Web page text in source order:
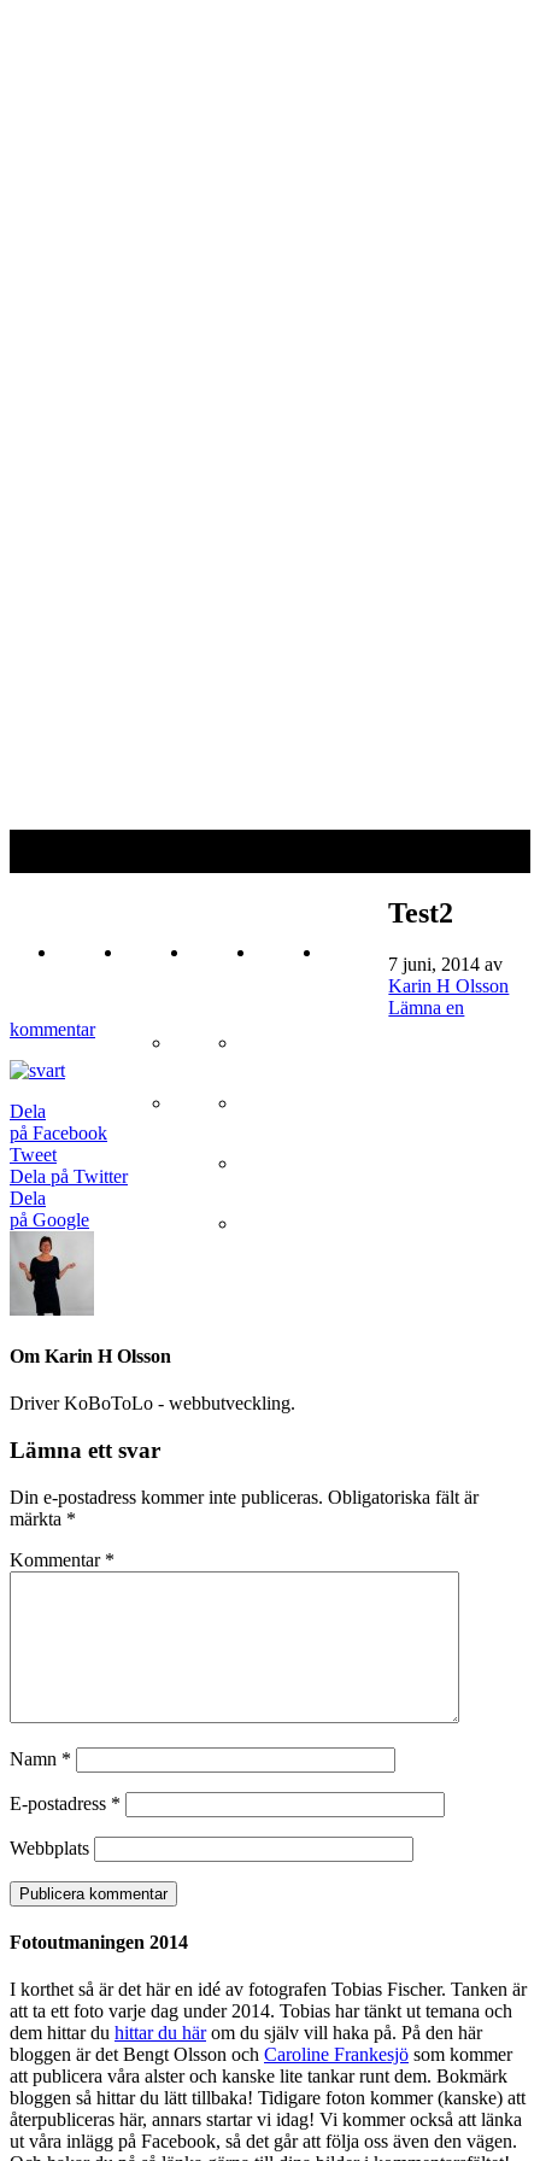
Teman
Sida vid sida med text
Sida vid sida utan text
Fotograf Cookie
Test2
7 juni, 2014 av
Karin H Olsson
Lämna en
kommentar
Dela
på Facebook
Tweet
Dela på Twitter
Dela
på Google
Om Karin H Olsson
Driver KoBoToLo - webbutveckling.
Lämna ett svar
Din e-postadress kommer inte publiceras. Obligatoriska fält är
märkta *
Kommentar *
Namn *
E-postadress *
Webbplats
Fotoutmaningen 2014
I korthet så är det här en idé av fotografen Tobias Fischer. Tanken är
att ta ett foto varje dag under 2014. Tobias har tänkt ut temana och
dem hittar du hittar du härom du själv vill haka på. På den här
bloggen är det Bengt Olsson och Caroline Frankesjö som kommer
att publicera våra alster och kanske lite tankar runt dem. Bokmärk
bloggen så hittar du lätt tillbaka! Tidigare foton kommer (kanske) att
återpubliceras här, annars startar vi idag! Vi kommer också att länka
ut våra inlägg på Facebook, så det går att följa oss även den vägen.